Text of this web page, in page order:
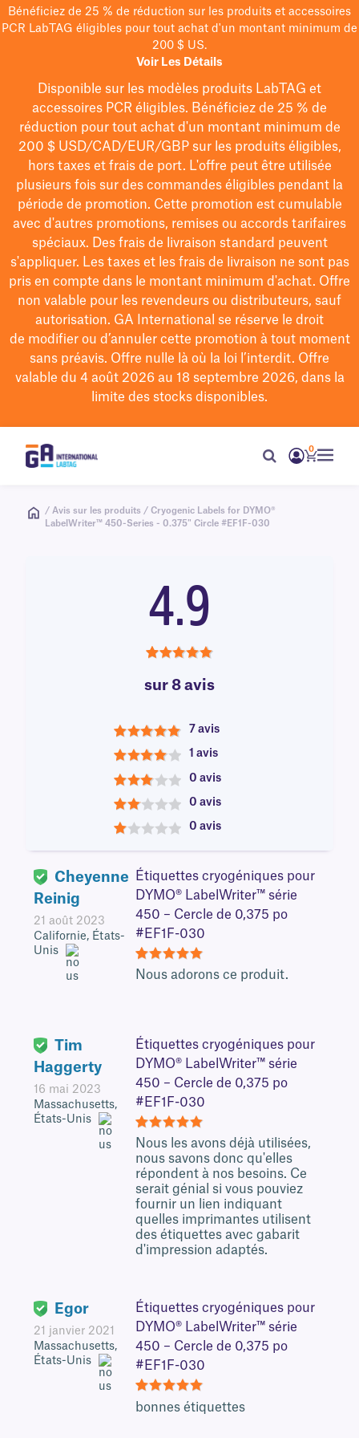
Bénéficiez de 25 % de réduction sur les produits et accessoires
PCR LabTAG éligibles pour tout achat d'un montant minimum de
200 $ US.
Voir Les Détails
Disponible sur les modèles produits LabTAG et
accessoires PCR éligibles. Bénéficiez de 25 % de
réduction pour tout achat d'un montant minimum de
200 $USD/CAD/EUR/GBPsur les produits éligibles,
hors taxes et frais de port. L'offre peut être utilisée
plusieurs fois sur des commandes éligibles pendant la
période de promotion. Cette promotion est cumulable
avec d'autres promotions, remises ou accords tarifaires
spéciaux. Des frais de livraison standard peuvent
s'appliquer. Les taxes et les frais de livraison ne sont pas
pris en compte dans le montant minimum d'achat. Offre
non valable pour les revendeurs ou distributeurs, sauf
autorisation. GA International se réserve le droit
de modifierou d’annuler cette promotion à tout moment
sans préavis. Offre nulle là où la loi l’interdit. Offre
valable du 4 août 2026 au 18 septembre 2026, dans la
limite des stocks disponibles.
0
/ Avis sur les produits / Cryogenic Labels for DYMO®
LabelWriter™ 450-Series - 0.375" Circle #EF1F-030
4.9
sur 8 avis
5
7 avis
4
1 avis
3
0 avis
2
0 avis
0 avis
Cheyenne
Reinig
21 août 2023
Californie, États-
Unis
Étiquettes cryogéniques pour
DYMO® LabelWriter™ série
450 – Cercle de 0,375 po
#EF1F-030
5Nous adorons ce produit.
Tim
Haggerty
16 mai 2023
Massachusetts,
États-Unis
Étiquettes cryogéniques pour
DYMO® LabelWriter™ série
450 – Cercle de 0,375 po
#EF1F-030
5Nous les avons déjà utilisées,
nous savons donc qu'elles
répondent à nos besoins. Ce
serait génial si vous pouviez
fournir un lien indiquant
quelles imprimantes utilisent
des étiquettes avec gabarit
d'impression adaptés.
Egor
21 janvier 2021
Massachusetts,
États-Unis
Étiquettes cryogéniques pour
DYMO® LabelWriter™ série
450 – Cercle de 0,375 po
#EF1F-030
5bonnes étiquettes